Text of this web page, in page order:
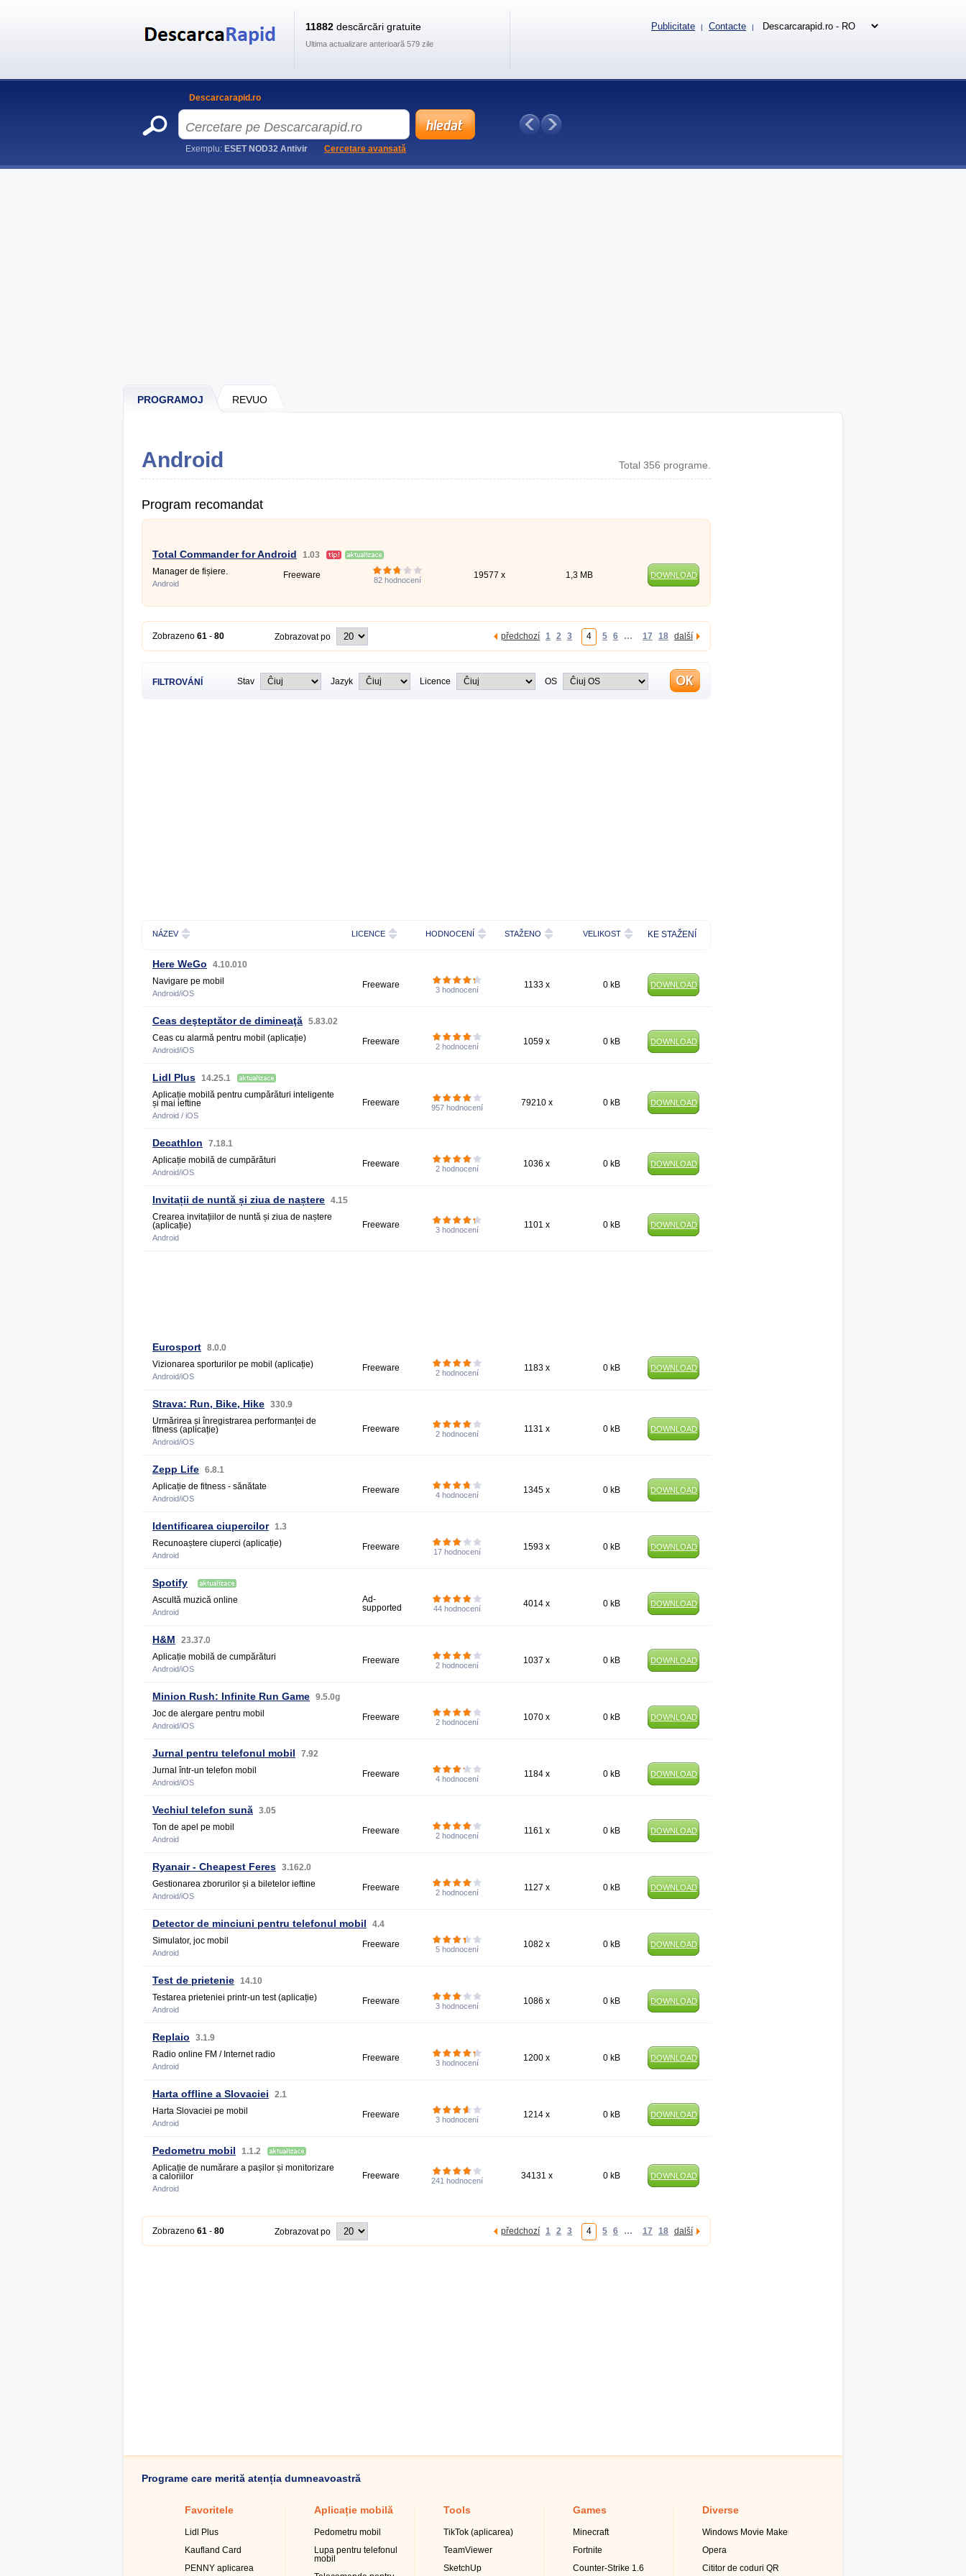
PROGRAMOJ REVUO
Android Total 356 programe.
Program recomandat
Total Commander for Android
1.03
Manager de fișiere.
Android
Freeware 82 hodnocení 19577 x 1,3 MB DOWNLOAD
Zobrazeno 61 - 80 Zobrazovat po předchozí 1 2 3 4 5 6 … 17 18 další
FILTROVÁNÍ Stav Jazyk Licence OS
NÁZEV LICENCE HODNOCENÍ STAŽENO VELIKOST KE STAŽENÍ
Here WeGo
4.10.010
Navigare pe mobil
Android/iOS
Freeware 3hodnocení 1133 x 0 kB DOWNLOAD
Ceas deşteptător de dimineaţă 5.83.02
Ceas cu alarmă pentru mobil (aplicație)
Android/iOS
Freeware 2hodnocení 1059 x 0 kB DOWNLOAD
Lidl Plus 14.25.1
Aplicație mobilă pentru cumpărături inteligente
și mai ieftine
Android / iOS
Freeware 957hodnocení 79210 x 0 kB DOWNLOAD
Decathlon
7.18.1
Aplicație mobilă de cumpărături
Android/iOS
Freeware 2hodnocení 1036 x 0 kB DOWNLOAD
Invitații de nuntă și ziua de naștere 4.15
Crearea invitațiilor de nuntă și ziua de naștere
(aplicație)
Android
Freeware 3hodnocení 1101 x 0 kB DOWNLOAD
Eurosport 8.0.0
Vizionarea sporturilor pe mobil (aplicație)
Android/iOS
Freeware 2hodnocení 1183 x 0 kB DOWNLOAD
Strava: Run, Bike, Hike 330.9
Urmărirea și înregistrarea performanței de
fitness (aplicație)
Android/iOS
Freeware 2hodnocení 1131 x 0 kB DOWNLOAD
Zepp Life 6.8.1
Aplicație de fitness - sănătate
Android/iOS
Freeware 4hodnocení 1345 x 0 kB DOWNLOAD
Identificarea ciupercilor 1.3
Recunoaștere ciuperci (aplicație)
Android
Freeware 17hodnocení 1593 x 0 kB DOWNLOAD
Spotify
Ascultă muzică online
Android
Ad-
supported
44hodnocení 4014 x 0 kB DOWNLOAD
H&M
23.37.0
Aplicație mobilă de cumpărături
Android/iOS
Freeware 2hodnocení 1037 x 0 kB DOWNLOAD
Minion Rush: Infinite Run Game 9.5.0g
Joc de alergare pentru mobil
Android/iOS
Freeware 2hodnocení 1070 x 0 kB DOWNLOAD
Jurnal pentru telefonul mobil
7.92
Jurnal într-un telefon mobil
Android/iOS
Freeware 4hodnocení 1184 x 0 kB DOWNLOAD
Vechiul telefon sună 3.05
Ton de apel pe mobil
Android
Freeware 2hodnocení 1161 x 0 kB DOWNLOAD
Ryanair - Cheapest Feres 3.162.0
Gestionarea zborurilor și a biletelor ieftine
Android/iOS
Freeware 2hodnocení 1127 x 0 kB DOWNLOAD
Detector de minciuni pentru telefonul mobil
4.4
Simulator, joc mobil
Android
Freeware 5hodnocení 1082 x 0 kB DOWNLOAD
Test de prietenie 14.10
Testarea prieteniei printr-un test (aplicație)
Android
Freeware 3hodnocení 1086 x 0 kB DOWNLOAD
Replaio
3.1.9
Radio online FM / Internet radio
Android
Freeware 3hodnocení 1200 x 0 kB DOWNLOAD
Harta offline a Slovaciei
2.1
Harta Slovaciei pe mobil
Android
Freeware 3hodnocení 1214 x 0 kB DOWNLOAD
Pedometru mobil
1.1.2
Aplicație de numărare a pașilor și monitorizare
a caloriilor
Android
Freeware 241 hodnocení 34131 x 0 kB DOWNLOAD
Zobrazeno 61 - 80 Zobrazovat po předchozí 1 2 3 4 5 6 … 17 18 další
Programe care merită atenția dumneavoastră
Favoritele
Lidl Plus
Kaufland Card
PENNY aplicarea
Aplicație mobilă
Pedometru mobil
Lupa pentru telefonul
mobil
Tools
TikTok (aplicarea)
TeamViewer
SketchUp
Games
Minecraft
Fortnite
Counter-Strike 1.6
Diverse
Windows Movie Maker
Opera
Cititor de coduri QR
11882 descărcări gratuite
Ultima actualizare anterioară 579 zile
Publicitate | Contacte |
Descarcarapid.ro
Exemplu: ESET NOD32 Antivir Cercetare avansată